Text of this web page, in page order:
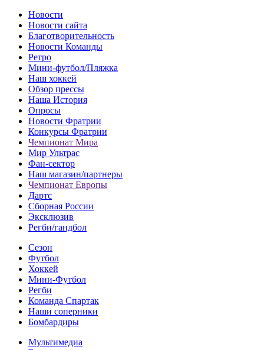
Новости
Новости сайта
Благотворительность
Новости Команды
Ретро
Мини-футбол/Пляжка
Наш хоккей
Обзор прессы
Наша История
Опросы
Новости Фратрии
Конкурсы Фратрии
Чемпионат Мира
Мир Ультрас
Фан-cектор
Наш магазин/партнеры
Чемпионат Европы
Дартс
Сборная России
Эксклюзив
Регби/гандбол
Сезон
Футбол
Хоккей
Мини-Футбол
Регби
Команда Спартак
Наши соперники
Бомбардиры
Мультимедиа